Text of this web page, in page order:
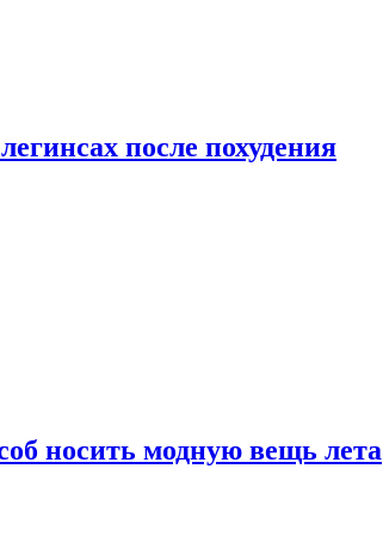
после похудения
носить модную вещь лета